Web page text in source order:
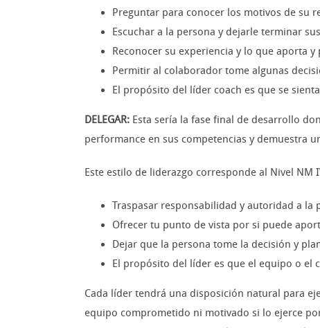
Preguntar para conocer los motivos de su
Escuchar a la persona y dejarle terminar
Reconocer su experiencia y lo que aporta
Permitir al colaborador tome algunas
El propósito del líder coach es que se
DELEGAR: Esta sería la fase final de desarrollo
performance en sus competencias y demuestra
Este estilo de liderazgo corresponde al Nivel
Traspasar responsabilidad y autoridad a la
Ofrecer tu punto de vista por si puede
Dejar que la persona tome la decisión y
El propósito del líder es que el equipo o el
Cada líder tendrá una disposición natural para
equipo comprometido ni motivado si lo ejerce